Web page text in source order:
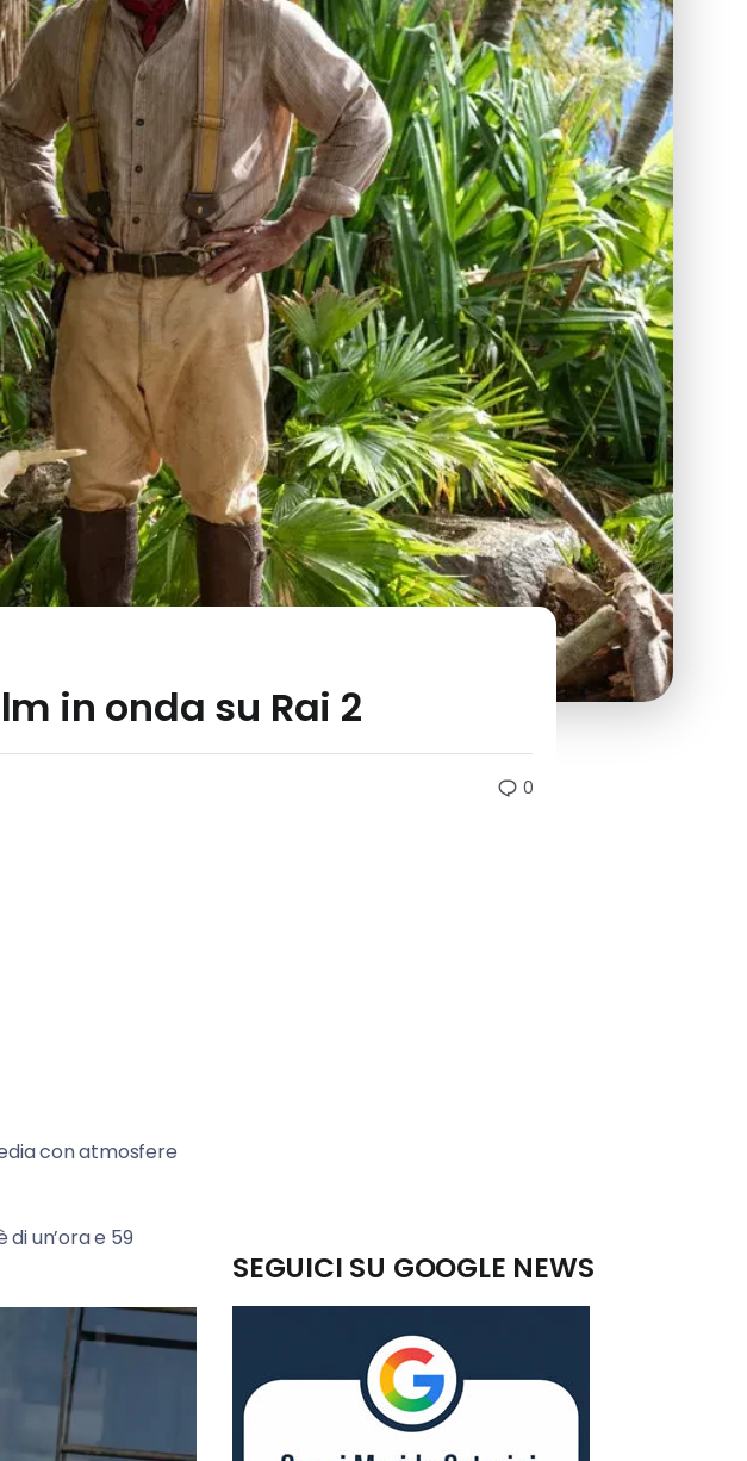
in onda su Rai 2
0
con atmosfere
di un’ora e 59
SEGUICI SU GOOGLE NEWS